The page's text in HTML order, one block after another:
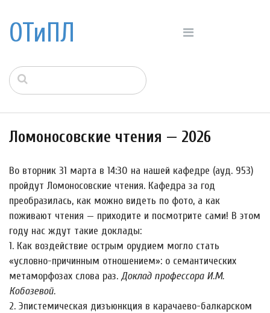
ОТиПЛ
Ломоносовские чтения — 2026
Во вторник 31 марта в 14:30 на нашей кафедре (ауд. 953)
пройдут Ломоносовские чтения. Кафедра за год
преобразилась, как можно видеть по фото, а как
поживают чтения — приходите и посмотрите сами! В этом
году нас ждут такие доклады:
1. Как воздействие острым орудием могло стать
«условно-причинным отношением»: о семантических
метаморфозах слова раз. Доклад профессора И.М.
Кобозевой.
2. Эпистемическая дизъюнкция в карачаево-балкарском